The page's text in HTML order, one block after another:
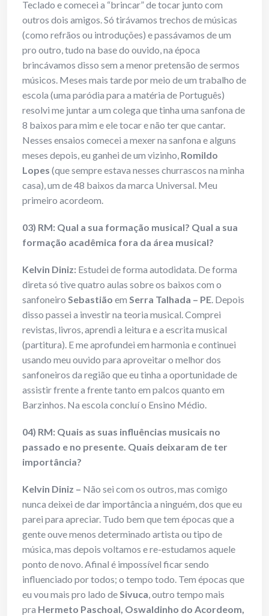
Teclado e comecei a “brincar” de tocar junto com
outros dois amigos. Só tirávamos trechos de músicas
(como refrãos ou introduções) e passávamos de um
pro outro, tudo na base do ouvido, na época
brincávamos disso sem a menor pretensão de sermos
músicos. Meses mais tarde por meio de um trabalho de
escola (uma paródia para a matéria de Português)
resolvi me juntar a um colega que tinha uma sanfona de
8 baixos para mim e ele tocar e não ter que cantar.
Nesses ensaios comecei a mexer na sanfona e alguns
meses depois, eu ganhei de um vizinho, Romildo
Lopes (que sempre estava nesses churrascos na minha
casa), um de 48 baixos da marca Universal. Meu
primeiro acordeom.
03) RM: Qual a sua formação musical? Qual a sua
formação acadêmica fora da área musical?
Kelvin Diniz: Estudei de forma autodidata. De forma
direta só tive quatro aulas sobre os baixos com o
sanfoneiro Sebastião em Serra Talhada – PE. Depois
disso passei a investir na teoria musical. Comprei
revistas, livros, aprendi a leitura e a escrita musical
(partitura). E me aprofundei em harmonia e continuei
usando meu ouvido para aproveitar o melhor dos
sanfoneiros da região que eu tinha a oportunidade de
assistir frente a frente tanto em palcos quanto em
Barzinhos. Na escola concluí o Ensino Médio.
04) RM: Quais as suas influências musicais no
passado e no presente. Quais deixaram de ter
importância?
Kelvin Diniz – Não sei com os outros, mas comigo
nunca deixei de dar importância a ninguém, dos que eu
parei para apreciar. Tudo bem que tem épocas que a
gente ouve menos determinado artista ou tipo de
música, mas depois voltamos e re-estudamos aquele
ponto de novo. Afinal é impossível ficar sendo
influenciado por todos; o tempo todo. Tem épocas que
eu vou mais pro lado deSivuca, outro tempo mais
pra Hermeto Paschoal, Oswaldinho do Acordeom,